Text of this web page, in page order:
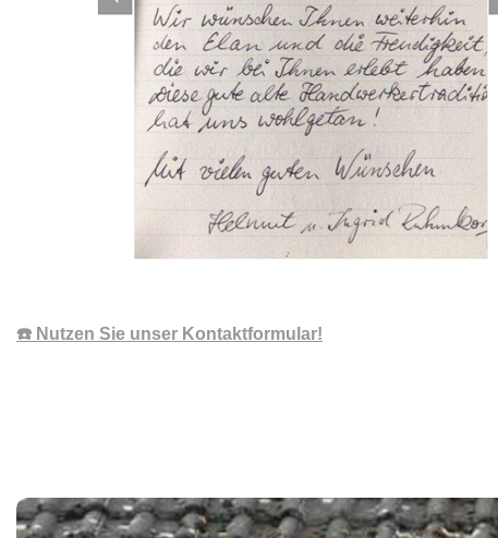
☎️ Nutzen Sie unser Kontaktformular!